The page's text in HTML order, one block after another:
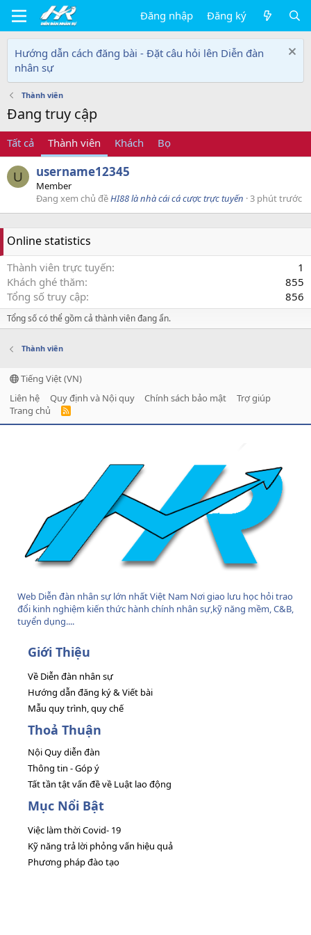
Đăng nhập Đăng ký
Hướng dẫn cách đăng bài - Đặt câu hỏi lên Diễn đàn
nhân sự
Thành viên
Đang truy cập
Tất cả Thành viên Khách Bọ
U username12345
Member
Đang xem chủ đềHI88 là nhà cái cá cược trực tuyến 3 phút trước
Online statistics
Thành viên trực tuyến
1
Khách ghé thăm
855
Tổng số truy cập
856
Tổng số có thể gồm cả thành viên đang ẩn.
Thành viên
Tiếng Việt (VN)
Liên hệ
Quy định và Nội quy Chính sách bảo mật
Trợ giúp
Trang chủ
R
Web Diễn đàn nhân sự lớn nhất Việt Nam Nơi giao lưu học hỏi trao
đổi kinh nghiệm kiến thức hành chính nhân sự,kỹ năng mềm, C&B,
tuyển dụng....
Giới Thiệu
Về Diễn đàn nhân sự
Hướng dẫn đăng ký & Viết bài
Mẫu quy trình, quy chế
Thoả Thuận
Nội Quy diễn đàn
Thông tin - Góp ý
Tất tần tật vấn đề về Luật lao động
Mục Nổi Bật
Việc làm thời Covid- 19
Kỹ năng trả lời phỏng vấn hiệu quả
Phương pháp đào tạo